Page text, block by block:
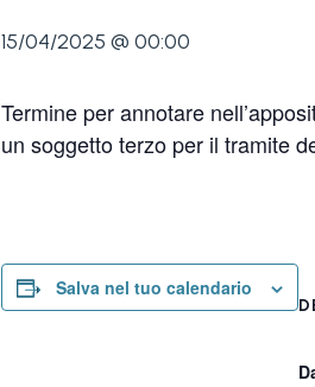
15/04/2025 @ 00:00
Termine per annotare
un soggetto terzo per il tramite
Salva nel tuo calendario